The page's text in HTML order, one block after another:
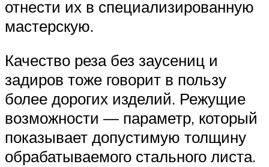
отнести их в специализированную
мастерскую.
Качество реза без заусениц и
задиров тоже говорит в пользу
более дорогих изделий. Режущие
возможности — параметр, который
показывает допустимую толщину
обрабатываемого стального листа.